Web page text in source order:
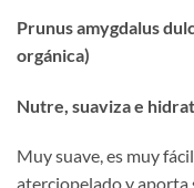
Prunus amygdalus
orgánica)
Nutre, suaviza e
Muy suave, es muy
aterciopelado y aporta